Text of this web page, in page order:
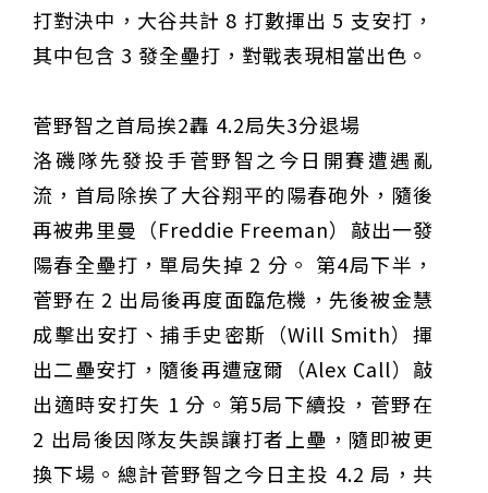
打對決中，大谷共計 8 打數揮出 5 支安打，
其中包含 3 發全壘打，對戰表現相當出色。
菅野智之首局挨2轟 4.2局失3分退場
洛磯隊先發投手菅野智之今日開賽遭遇亂
流，首局除挨了大谷翔平的陽春砲外，隨後
再被弗里曼（Freddie Freeman）敲出一發
陽春全壘打，單局失掉 2 分。 第4局下半，
菅野在 2 出局後再度面臨危機，先後被金慧
成擊出安打、捕手史密斯（Will Smith）揮
出二壘安打，隨後再遭寇爾（Alex Call）敲
出適時安打失 1 分。第5局下續投，菅野在
2 出局後因隊友失誤讓打者上壘，隨即被更
換下場。總計菅野智之今日主投 4.2 局，共